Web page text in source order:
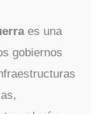
es una
gobiernos